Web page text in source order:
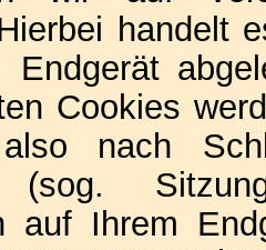
handelt
Endgerät
Cookies
nach
(sog.
auf Ihrem